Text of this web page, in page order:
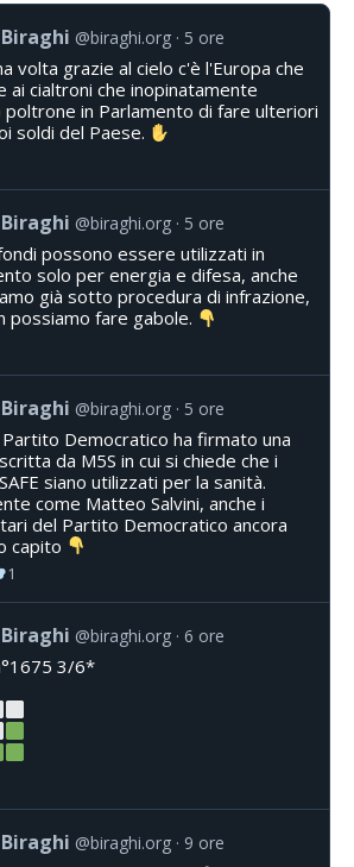
@biraghi.org 5 ore
volta grazie al cielo c'è l'Europa che
ai cialtroni che inopinatamente
poltrone in Parlamento di fare ulteriori
soldi del Paese.
@biraghi.org 5 ore
possono essere utilizzati in
solo per energia e difesa, anche
già sotto procedura di infrazione,
possiamo fare gabole.
@biraghi.org 5 ore
Democratico ha firmato una
da M5S in cui si chiede che i
siano utilizzati per la sanità.
come Matteo Salvini, anche i
del Partito Democratico ancora
capito
1
@biraghi.org 6 ore
3/6*
@biraghi.org 9 ore